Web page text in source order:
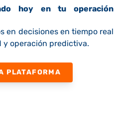
hoy en tu operación
en decisiones en tiempo real
operación predictiva.
PLATAFORMA